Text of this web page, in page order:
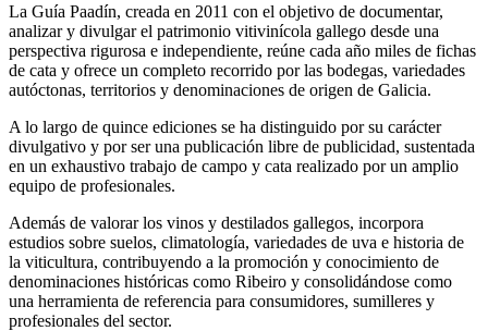
La Guía Paadín, creada en 2011 con el objetivo de documentar,
analizar y divulgar el patrimonio vitivinícola gallego desde una
perspectiva rigurosa e independiente, reúne cada año miles de fichas
de cata y ofrece un completo recorrido por las bodegas, variedades
autóctonas, territorios y denominaciones de origen de Galicia.
A lo largo de quince ediciones se ha distinguido por su carácter
divulgativo y por ser una publicación libre de publicidad, sustentada
en un exhaustivo trabajo de campo y cata realizado por un amplio
equipo de profesionales.
Además de valorar los vinos y destilados gallegos, incorpora
estudios sobre suelos, climatología, variedades de uva e historia de
la viticultura, contribuyendo a la promoción y conocimiento de
denominaciones históricas como Ribeiro y consolidándose como
una herramienta de referencia para consumidores, sumilleres y
profesionales del sector.